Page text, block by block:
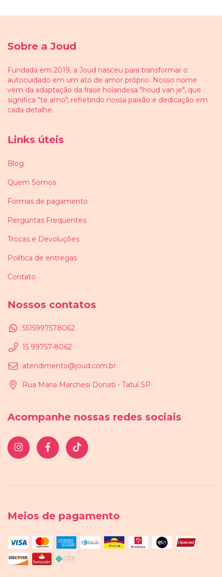
Sobre a Joud
Fundada em 2019, a Joud nasceu para transformar o
autocuidado em um ato de amor próprio. Nosso nome
vem da adaptação da frase holandesa "houd van je", que
significa "te amo", refletindo nossa paixão e dedicação em
cada detalhe.
Links úteis
Blog
Quem Somos
Formas de pagamento
Perguntas Frequentes
Trocas e Devoluções
Política de entregas
Contato
Nossos contatos
5515997578062
15 99757-8062
atendimento@joud.com.br
Rua Maria Marchesi Donati - Tatuí SP
Acompanhe nossas redes sociais
Meios de pagamento